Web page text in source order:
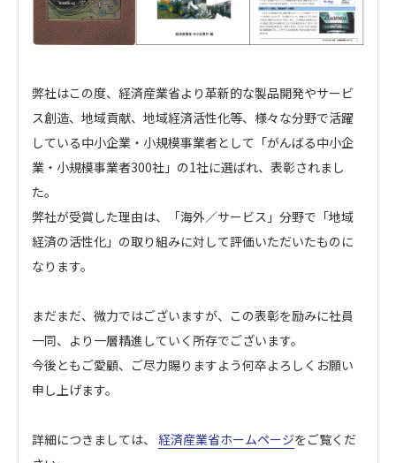
弊社はこの度、経済産業省より革新的な製品開発やサービ
ス創造、地域貢献、地域経済活性化等、様々な分野で活躍
している中小企業・小規模事業者として「がんばる中小企
業・小規模事業者300社」の1社に選ばれ、表彰されまし
た。
弊社が受賞した理由は、「海外／サービス」分野で「地域
経済の活性化」の取り組みに対して評価いただいたものに
なります。
まだまだ、微力ではございますが、この表彰を励みに社員
一同、より一層精進していく所存でございます。
今後ともご愛顧、ご尽力賜りますよう何卒よろしくお願い
申し上げます。
詳細につきましては、 経済産業省ホームページをご覧くだ